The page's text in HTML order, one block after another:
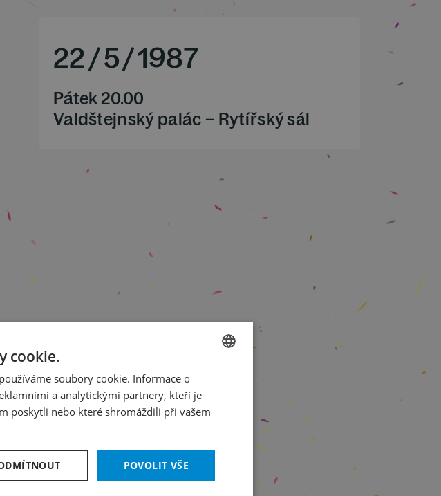
22/5/1987
Pátek 20.00
Valdštejnský palác – Rytířský sál
ENGLISH
cookie.
soubory cookie. Informace o
a analytickými partnery, kteří je
poskytli nebo které shromáždili při vašem
POVOLIT VŠE